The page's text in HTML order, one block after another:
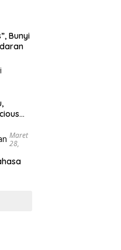
Bunyi
Maret
28,